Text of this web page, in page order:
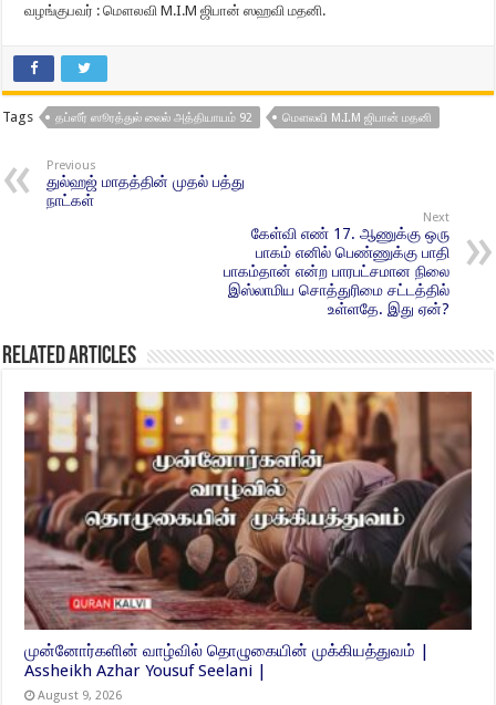
வழங்குபவர் : மௌலவி M.I.M ஜிபான் ஸஹவி மதனி.
Tags தப்ஸீர் ஸூரத்துல் லைல் அத்தியாயம் 92 மௌலவி M.I.M ஜிபான் மதனி
Previous
துல்ஹஜ் மாதத்தின் முதல் பத்து
நாட்கள்
Next
கேள்வி எண் 17. ஆணுக்கு ஒரு
பாகம் எனில் பெண்ணுக்கு பாதி
பாகம்தான் என்ற பாரபட்சமான நிலை
இஸ்லாமிய சொத்துரிமை சட்டத்தில்
உள்ளதே. இது ஏன்?
Related Articles
முன்னோர்களின் வாழ்வில் தொழுகையின் முக்கியத்துவம் |
Assheikh Azhar Yousuf Seelani |
August 9, 2026